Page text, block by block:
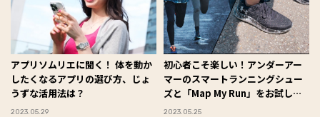
アプリソムリエに聞く！ 体を動か
したくなるアプリの選び方、じょ
うずな活用法は？
2023.05.29
初心者こそ楽しい！アンダーアー
マーのスマートランニングシュー
ズと「Map My Run」をお試し！
#Omezaトーク
2023.05.25